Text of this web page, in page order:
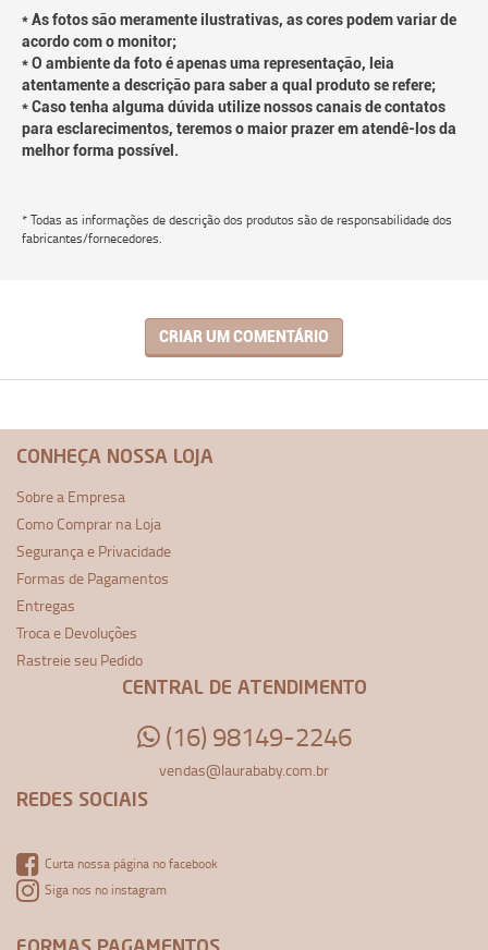
* As fotos são meramente ilustrativas, as cores podem variar de
acordo com o monitor;
* O ambiente da foto é apenas uma representação, leia
atentamente a descrição para saber a qual produto se refere;
* Caso tenha alguma dúvida utilize nossos canais de contatos
para esclarecimentos, teremos o maior prazer em atendê-los da
melhor forma possível.
* Todas as informações de descrição dos produtos são de responsabilidade dos
fabricantes/fornecedores.
CRIAR UM COMENTÁRIO
CONHEÇA NOSSA LOJA
Sobre a Empresa
Como Comprar na Loja
Segurança e Privacidade
Formas de Pagamentos
Entregas
Troca e Devoluções
Rastreie seu Pedido
CENTRAL DE ATENDIMENTO
(16) 98149-2246
vendas@laurababy.com.br
REDES SOCIAIS
Curta nossa página no facebook
Siga nos no instagram